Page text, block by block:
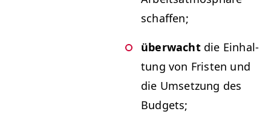
schaffen;
überwachtdie Ein­hal­
tung von Fris­ten und
die Umset­zung des
Budgets;